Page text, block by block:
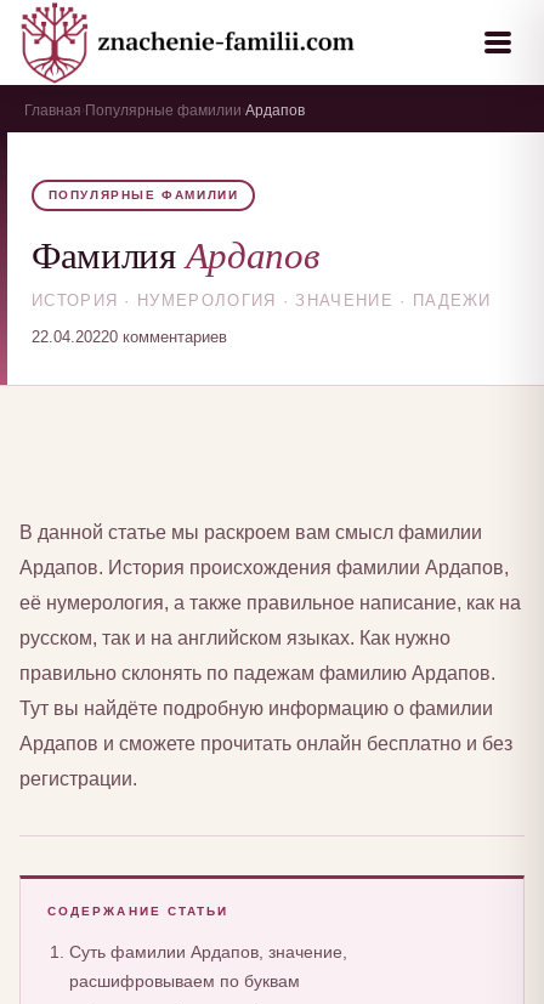
Главная Популярные фамилии Ардапов
ПОПУЛЯРНЫЕ ФАМИЛИИ
ФамилияАрдапов
ИСТОРИЯ · НУМЕРОЛОГИЯ · ЗНАЧЕНИЕ · ПАДЕЖИ
22.04.20220 комментариев
В данной статье мы раскроем вам смысл фамилии
Ардапов. История происхождения фамилии Ардапов,
её нумерология, а также правильное написание, как на
русском, так и на английском языках. Как нужно
правильно склонять по падежам фамилию Ардапов.
Тут вы найдёте подробную информацию о фамилии
Ардапов и сможете прочитать онлайн бесплатно и без
регистрации.
СОДЕРЖАНИЕ СТАТЬИ
Суть фамилии Ардапов, значение,
расшифровываем по буквам